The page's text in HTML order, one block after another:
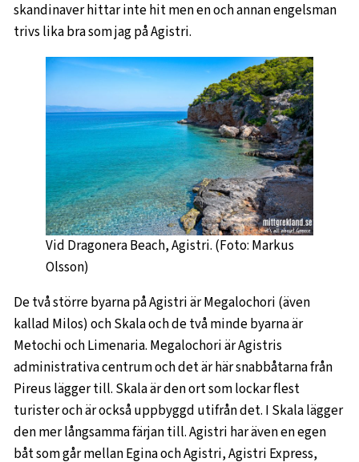
skandinaver hittar inte hit men en och annan engelsman
trivs lika bra som jag på Agistri.
Vid Dragonera Beach, Agistri. (Foto: Markus
Olsson)
De två större byarna på Agistri är Megalochori (även
kallad Milos) och Skala och de två minde byarna är
Metochi och Limenaria. Megalochori är Agistris
administrativa centrum och det är här snabbåtarna från
Pireus lägger till. Skala är den ort som lockar flest
turister och är också uppbyggd utifrån det. I Skala lägger
den mer långsamma färjan till. Agistri har även en egen
båt som går mellan Egina och Agistri, Agistri Express,